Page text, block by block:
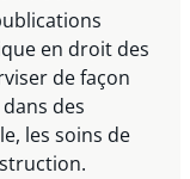
en droit des
de façon
des
les soins de